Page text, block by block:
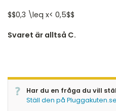
$$0,3 \leq x< 0,5$$
Svaret är alltså C.
Har du en fråga du vill
Ställ den på Pluggakuten.se